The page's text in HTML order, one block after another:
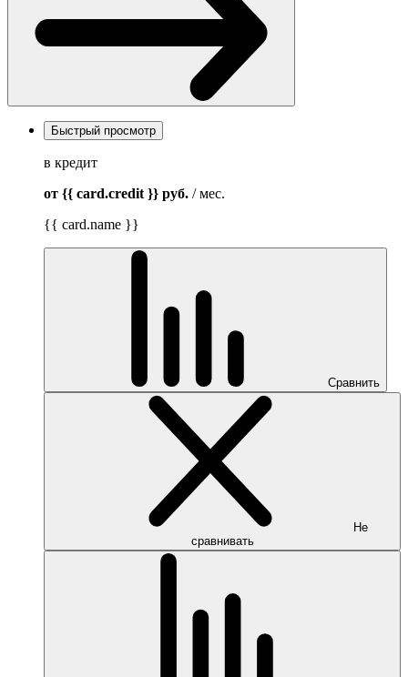
Быстрый просмотр
в кредит
от {{ card.credit }} руб. / мес.
{{ card.name }}
Сравнить
Не
сравнивать